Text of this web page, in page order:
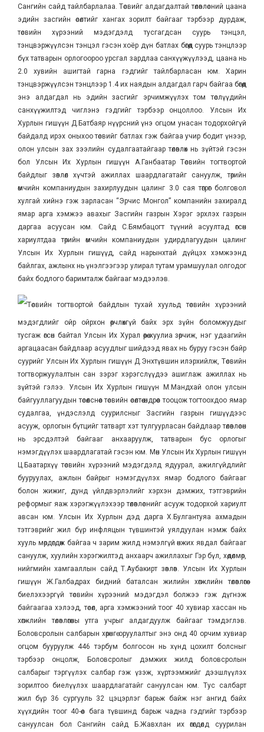
Сангийн сайд тайлбарлалаа. Төсвийг алдагдалтай төлөвлөсний цаана
эдийн засгийн өсөлтийг хангах зорилт байгааг тэрбээр дурдаж,
төсвийн хүрээний мэдэгдэлд тусгагдсан суурь тэнцэл,
тэнцвэржүүлсэн тэнцэл гэсэн хоёр дүн батлах бөгөөд суурь тэнцлээр
бүх татварын орлогоороо урсгал зардлаа санхүүжүүлээд, цаана нь
2.0 хувийн ашигтай гарна гэдгийг тайлбарласан юм. Харин
тэнцвэржүүлсэн тэнцлээр 1.4 их наядын алдагдал гарч байгаа бөгөөд
энэ алдагдал нь эдийн засгийг эрчимжүүлэх том төслүүдийн
санхүүжилтэд чиглэнэ гэдгийг тэрбээр онцоллоо. Улсын Их
Хурлын гишүүн Д.Батбаяр нүүрсний үнэ огцом унасан тодорхойгүй
байдалд ирэх оныхоо төсвийг батлах гэж байгаа учир бодит үнээр,
олон улсын зах зээлийн судалгаатайгаар төлөвлөх нь зүйтэй гэсэн
бол Улсын Их Хурлын гишүүн А.Ганбаатар Төсвийн тогтвортой
байдлыг зөвлөл хүчтэй ажиллах шаардлагатайг сануулж, төрийн
өмчийн компаниудын захирлуудын цалинг 3.0 сая төгрөг болговол
хулгай хийнэ гэж зарласан “Эрчис Монгол” компанийн захиралд
ямар арга хэмжээ авахыг Засгийн газрын Хэрэг эрхлэх газрын
даргаа асуусан юм. Сайд С.Бямбацогт түүний асуултад өгсөн
хариултдаа төрийн өмчийн компаниудын удирдлагуудын цалинг
Улсын Их Хурлын гишүүд, сайд нарынхтай дүйцэх хэмжээнд
байлгах, ажлынх нь үнэлгээгээр улирал тутам урамшуулал олгодог
байх бодлого баримталж байгааг мэдээлэв.
Төсвийн тогтвортой байдлын тухай хуульд төсвийн хүрээний
мэдэгдлийг ойр ойрхон өөрчлөхгүй байх эрх зүйн боломжуудыг
тусгаж өгсөн байтал Улсын Их Хурал өөрөө хуулиа зөрчиж, нэг удаагийн
аргацаасан байдлаар асуудлыг шийдээд явах нь буруу гэсэн байр
суурийг Улсын Их Хурлын гишүүн Д.Энхтүвшин илэрхийлж, Төсвийн
тогтворжуулалтын сан зэрэг хэрэгслүүдээ ашиглаж ажиллах нь
зүйтэй гэлээ. Улсын Их Хурлын гишүүн М.Мандхай олон улсын
байгууллагуудын төсөөлснөөс төсвийн өсөлтөө өндрөөс тооцож тогтоохдоо ямар
судалгаа, үндэслэлд суурилсныг Засгийн газрын гишүүдээс
асууж, орлогын бүтцийг татварт хэт тулгуурласан байдлаар төлөвлөсөн
нь эрсдэлтэй байгааг анхааруулж, татварын бус орлогыг
нэмэгдүүлэх шаардлагатай гэсэн юм. Мөн Улсын Их Хурлын гишүүн
Ц.Баатархүү төсвийн хүрээний мэдэгдэлд ядуурал, ажилгүйдлийг
бууруулах, ажлын байрыг нэмэгдүүлэх ямар бодлого байгааг
болон жижиг, дунд үйлдвэрлэлийг хэрхэн дэмжих, тэтгэврийн
реформыг яаж хэрэгжүүлэхээр төлөвлөснийг асууж тодорхой хариулт
авсан юм. Улсын Их Хурлын дэд дарга Х.Булгантуяа ахмадын
тэтгэврийг жил бүр инфляцын түвшинтэй уялдуулан нэмж байх
хууль мөрдөгдөж байгаа ч зарим жилд нэмэлгүй өнжих явдал байгааг
сануулж, хуулийн хэрэгжилтэд анхаарч ажиллахыг Гэр бүл, хөдөлмөр,
нийгмийн хамгааллын сайд Т.Аубакирт зөвлөв. Улсын Их Хурлын
гишүүн Ж.Галбадрах бидний баталсан жилийн хөгжлийн төлөвлөгөө
биелэхээргүй төсвийн хүрээний мэдэгдэл болжээ гэж дүгнэж
байгаагаа хэлээд, төсөл, арга хэмжээний тоог 40 хувиар хассан нь
хөгжлийн төлөвлөгөөны утга учрыг алдагдуулж байгааг тэмдэглэв.
Боловсролын салбарын хөрөнгө оруулалтыг энэ онд 40 орчим хувиар
огцом бууруулж 446 тэрбум болгосон нь хүнд цохилт болсныг
тэрбээр онцолж, Боловсролыг дэмжих жилд боловсролын
салбарыг тэргүүлэх салбар гэж үзэж, хүртээмжийг дээшлүүлэх
зорилтоо биелүүлэх шаардлагатайг сануулсан юм. Тус салбарт
жил бүр 36 сургууль 32 цэцэрлэг барьж байж нэг ангид байх
хүүхдийн тоог 40-өөс бага түвшинд барьж чадна гэдгийг тэрбээр
сануулсан бол Сангийн сайд Б.Жавхлан их өгөгдөлд суурилан